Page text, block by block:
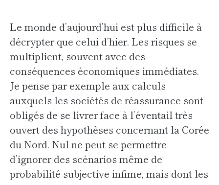
Le monde d’aujourd’hui est plus difficile à
décrypter que celui d’hier. Les risques se
multiplient, souvent avec des
conséquences économiques immédiates.
Je pense par exemple aux calculs
auxquels les sociétés de réassurance sont
obligés de se livrer face à l’éventail très
ouvert des hypothèses concernant la Corée
du Nord. Nul ne peut se permettre
d’ignorer des scénarios même de
probabilité subjective infime, mais dont les